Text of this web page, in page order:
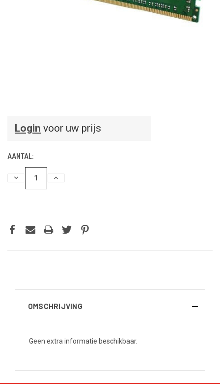
Login voor uw prijs
AANTAL:
HOEVEELHEIDHOEVEELHEID
OMSCHRIJVING
Geen extra informatie beschikbaar.